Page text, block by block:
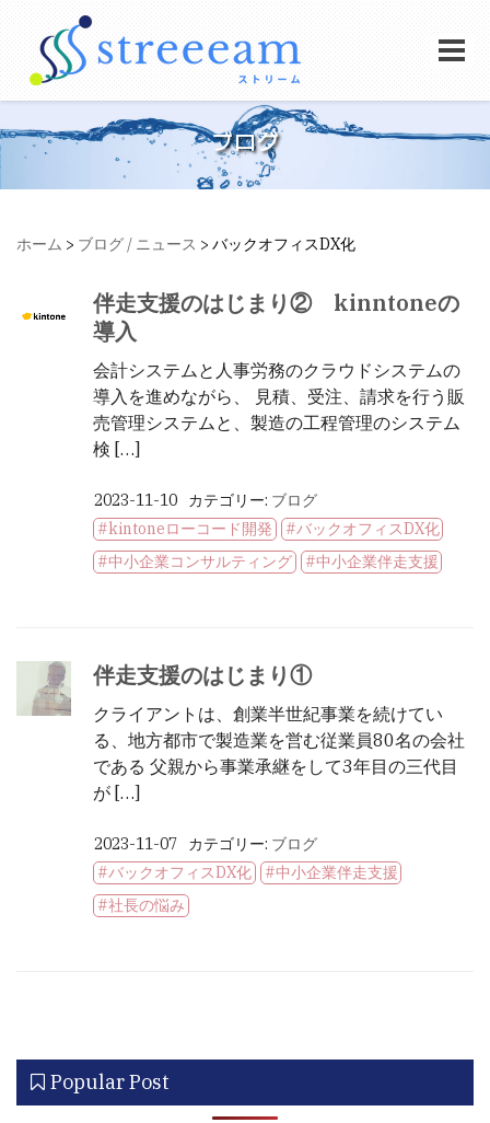
ブログ
ホーム > ブログ / ニュース > バックオフィスDX化
伴走支援のはじまり② kinntoneの
導入
会計システムと人事労務のクラウドシステムの
導入を進めながら、 見積、受注、請求を行う販
売管理システムと、製造の工程管理のシステム
検 […]
2023-11-10 カテゴリー: ブログ
kintoneローコード開発
バックオフィスDX化
中小企業コンサルティング
中小企業伴走支援
伴走支援のはじまり①
クライアントは、創業半世紀事業を続けてい
る、地方都市で製造業を営む従業員80名の会社
である 父親から事業承継をして3年目の三代目
が […]
2023-11-07 カテゴリー: ブログ
バックオフィスDX化
中小企業伴走支援
社長の悩み
Popular Post